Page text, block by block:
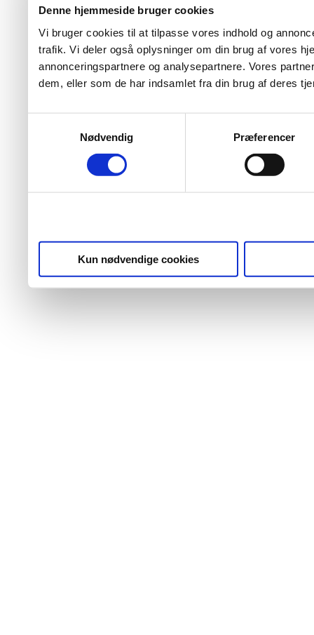
Denne hjemmeside bruger cookies
Vi bruger cookies til at tilpasse vores indhold og
trafik. Vi deler også oplysninger om din brug af vores
annonceringspartnere og analysepartnere. Vores
dem, eller som de har indsamlet fra din brug af deres
Nødvendig
Præferencer
Kun nødvendige cookies